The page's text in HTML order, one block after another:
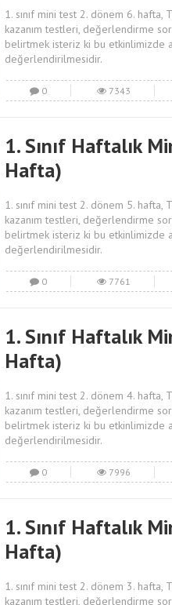
1. sınıf mini test 2. dönem 6. hafta,
kazanım testleri, değerlendirme
belirtmek isteriz ki bu etkinlimizde
değerlendirilmesidir.
0 7343
1. Sınıf Haftalık
Hafta)
1. sınıf mini test 2. dönem 5. hafta,
kazanım testleri, değerlendirme
belirtmek isteriz ki bu etkinlimizde
değerlendirilmesidir.
0 7761
1. Sınıf Haftalık
Hafta)
1. sınıf mini test 2. dönem 4. hafta,
kazanım testleri, değerlendirme
belirtmek isteriz ki bu etkinlimizde
değerlendirilmesidir.
0 7996
1. Sınıf Haftalık
Hafta)
1. sınıf mini test 2. dönem 3. hafta,
kazanım testleri, değerlendirme